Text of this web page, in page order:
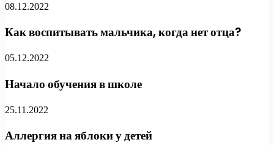
08.12.2022
Как воспитывать мальчика, когда нет отца?
05.12.2022
Начало обучения в школе
25.11.2022
Аллергия на яблоки у детей